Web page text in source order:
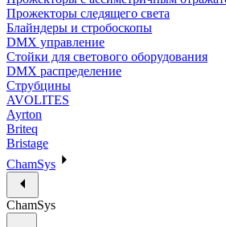
Прожекторы следящего света
Блайндеры и стробоскопы
DMX управление
Стойки для светового оборудования
DMX распределение
Струбцины
AVOLITES
Ayrton
Briteq
Bristage
ChamSys
ChamSys